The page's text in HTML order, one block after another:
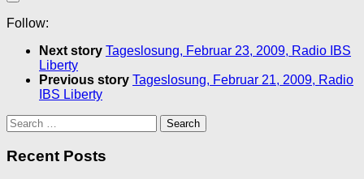
Follow:
Next story Tageslosung, Februar 23, 2009, Radio IBS
Liberty
Previous story Tageslosung, Februar 21, 2009, Radio
IBS Liberty
Search
for:
Recent Posts